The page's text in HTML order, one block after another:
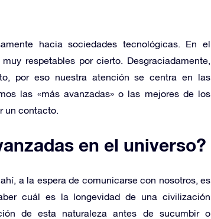
hacia sociedades tecnológicas. En el
respetables por cierto. Desgraciadamente,
por eso nuestra atención se centra en las
las «más avanzadas» o las mejores de los
un contacto.
en el universo?
a la espera de comunicarse con nosotros, es
cuál es la longevidad de una civilización
de esta naturaleza antes de sucumbir o